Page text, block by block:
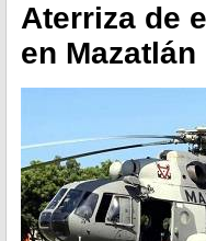
Aterriza de
en Mazatlán